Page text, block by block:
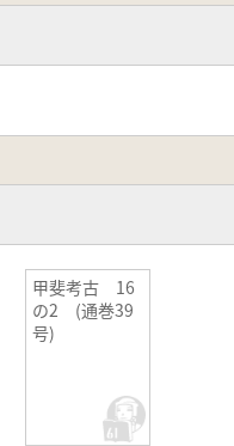
甲斐考古 16
の2 (通巻39
号)